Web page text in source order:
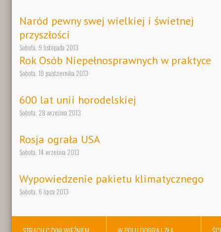
Naród pewny swej wielkiej i świetnej
przyszłości
Sobota, 9 listopada 2013
Rok Osób Niepełnosprawnych w praktyce
Sobota, 19 października 2013
600 lat unii horodelskiej
Sobota, 28 września 2013
Rosja ograła USA
Sobota, 14 września 2013
Wypowiedzenie pakietu klimatycznego
Sobota, 6 lipca 2013